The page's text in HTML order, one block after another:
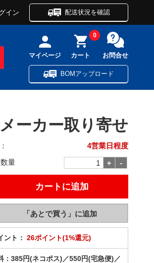
イン 配送状況を確認
マイページ カート
0
お問合せ
BOMアップロード
メーカー取り寄せ
4営業日程度
量
ント： 26ポイント(1%還元)
： 385円(ネコポス) ／550円(宅急便) ／